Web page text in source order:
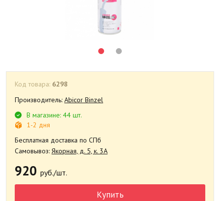
Код товара: 6298
Производитель: Abicor Binzel
В магазине: 44 шт.
1-2 дня
Бесплатная доставка по СПб
Самовывоз: Якорная, д. 5, к. 3А
920 руб./шт.
Купить